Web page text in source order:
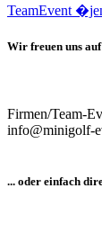
TeamEvent
Wir freuen uns
Firmen/Team-
info@minigolf-
... oder einfach